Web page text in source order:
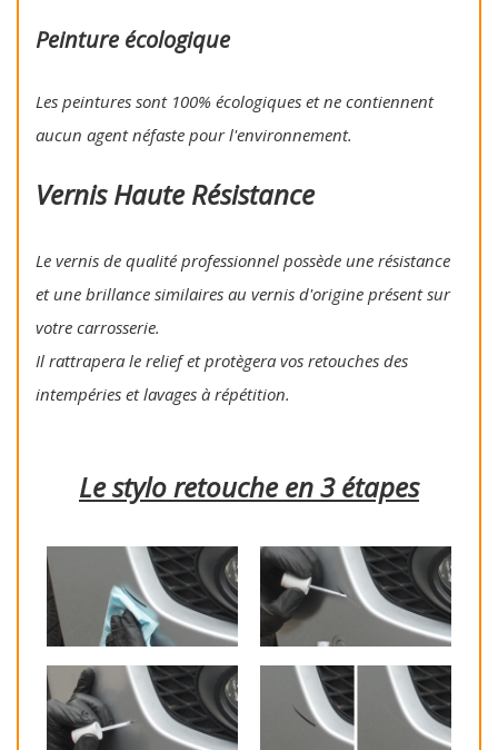
Peinture écologique
Les peintures sont 100% écologiques et ne contiennent
aucun agent néfaste pour l'environnement.
Vernis Haute Résistance
Le vernis de qualité professionnel possède une résistance
et une brillance similaires au vernis d'origine présent sur
votre carrosserie.
Il rattrapera le relief et protègera vos retouches des
intempéries et lavages à répétition.
Le stylo retouche en 3 étapes